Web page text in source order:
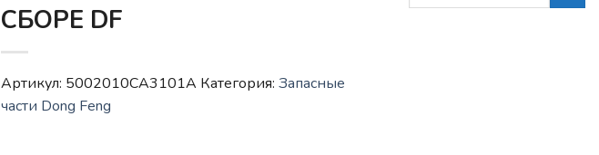
СБОРЕ DF
Артикул: 5002010CA3101A Категория: Запасные
части Dong Feng